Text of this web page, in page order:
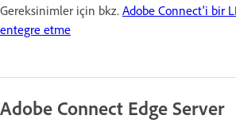
Gereksinimler için bkz. Adobe Connect'i bir
entegre etme
Adobe Connect Edge Server